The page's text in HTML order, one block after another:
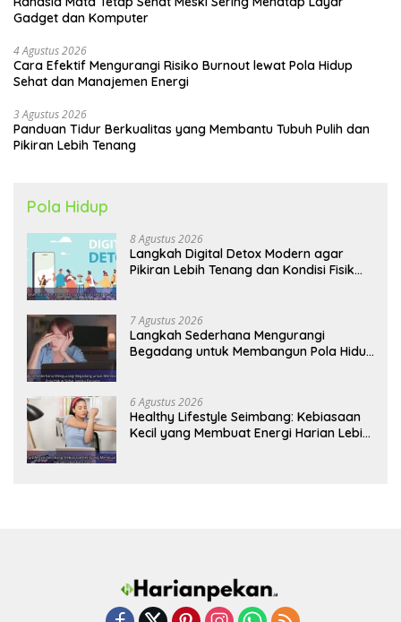
Gadget dan Komputer
4 Agustus 2026
Cara Efektif Mengurangi Risiko Burnout lewat Pola Hidup
Sehat dan Manajemen Energi
3 Agustus 2026
Panduan Tidur Berkualitas yang Membantu Tubuh Pulih dan
Pikiran Lebih Tenang
Pola Hidup
8 Agustus 2026
Langkah Digital Detox Modern agar
Pikiran Lebih Tenang dan Kondisi Fisik
7 Agustus 2026
Langkah Sederhana Mengurangi
Begadang untuk Membangun Pola Hidup
6 Agustus 2026
Healthy Lifestyle Seimbang: Kebiasaan
Kecil yang Membuat Energi Harian Lebih